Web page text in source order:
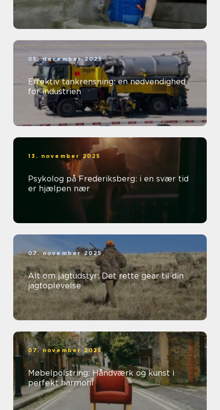
05. december 2025
Effektiv tankrensning: en nødvendighed
for industrien
13. november 2025
Psykolog på Frederiksberg: i en svær tid
er hjælpen nær
07. november 2025
Alt om jagtudstyr: Det rette gear til din
jagtoplevelse
07. november 2025
Møbelpolstring: Håndværk og kunst i
perfekt harmoni